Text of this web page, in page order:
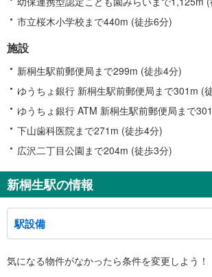
市立桜木小学校まで440m (徒歩6分)
施設
新桐生駅前郵便局まで299m (徒歩4分)
ゆうちょ銀行 新桐生駅前郵便局まで301m (
ゆうちょ銀行 ATM 新桐生駅前郵便局まで
下山歯科医院まで271m (徒歩4分)
広沢二丁目公園まで204m (徒歩3分)
新桐生駅の情報
駅設備
※段差なしでの移動経路
気になる物件がなかったら条件を変更しよう！